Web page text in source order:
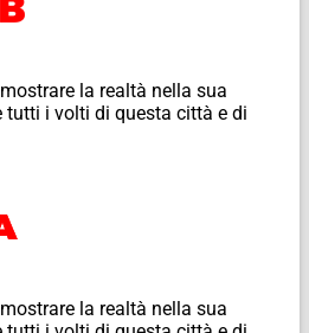
la realtà nella sua
tutti i volti di questa città e di
la realtà nella sua